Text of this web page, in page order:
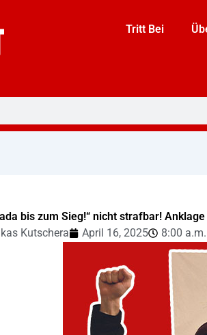
Tritt Bei
bis zum Sieg!“ nicht strafbar!
Kutschera
April 16, 2025 8:00 a.m.